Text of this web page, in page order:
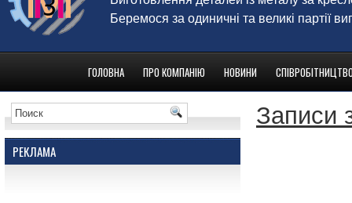
Беремося за одиничні та великі партії
ГОЛОВНА ПРО КОМПАНІЮ НОВИНИ
РЕКЛАМА
Записи